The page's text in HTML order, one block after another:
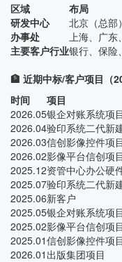
区域
布局
研发中心
北京（总部
办事处
上海、广东
主要客户行业银行、保险
🏦 近期中标/客户项目（
时间
项目
2026.05银企对账系统项
2026.04验印系统二代新
2026.03信创影像控件项
2026.02影像平台信创项
2025.12资管中心办公硬
2025.07验印系统二代新
2025.06新客户
2025.05银企对账系统项
2025.02影像平台信创项
2025.01信创影像控件项
2026.01 出版集团项目